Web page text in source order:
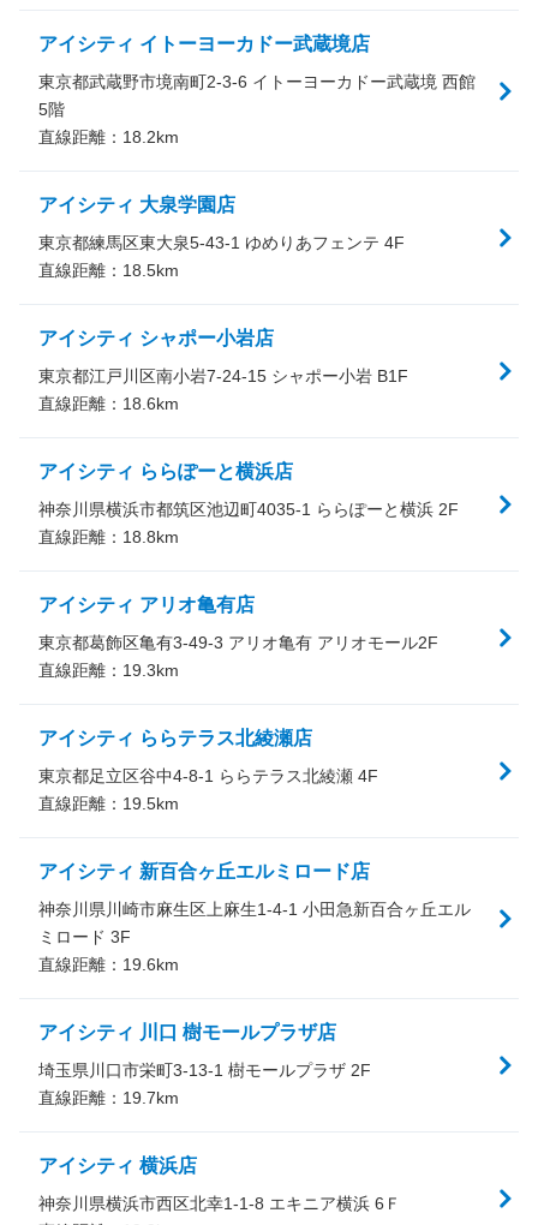
アイシティ イトーヨーカドー武蔵境店
東京都武蔵野市境南町2-3-6 イトーヨーカドー武蔵境 西館
5階
直線距離： 18.2km
アイシティ 大泉学園店
東京都練馬区東大泉5-43-1 ゆめりあフェンテ 4F
直線距離： 18.5km
アイシティ シャポー小岩店
東京都江戸川区南小岩7-24-15 シャポー小岩 B1F
直線距離： 18.6km
アイシティ ららぽーと横浜店
神奈川県横浜市都筑区池辺町4035-1 ららぽーと横浜 2F
直線距離： 18.8km
アイシティ アリオ亀有店
東京都葛飾区亀有3-49-3 アリオ亀有 アリオモール2F
直線距離： 19.3km
アイシティ ららテラス北綾瀬店
東京都足立区谷中4-8-1 ららテラス北綾瀬 4F
直線距離： 19.5km
アイシティ 新百合ヶ丘エルミロード店
神奈川県川崎市麻生区上麻生1-4-1 小田急新百合ヶ丘エル
ミロード 3F
直線距離： 19.6km
アイシティ 川口 樹モールプラザ店
埼玉県川口市栄町3-13-1 樹モールプラザ 2F
直線距離： 19.7km
アイシティ 横浜店
神奈川県横浜市西区北幸1-1-8 エキニア横浜 6Ｆ